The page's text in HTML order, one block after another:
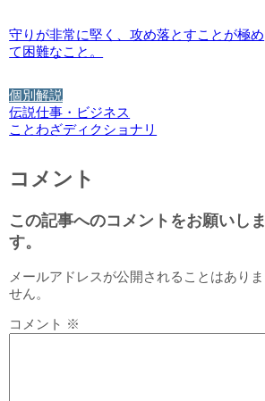
守りが非常に堅く、攻め落とすことが極め
て困難なこと。
個別解説
伝説仕事・ビジネス
ことわざディクショナリ
コメント
この記事へのコメントをお願いしま
す。
メールアドレスが公開されることはありま
せん。
コメント ※